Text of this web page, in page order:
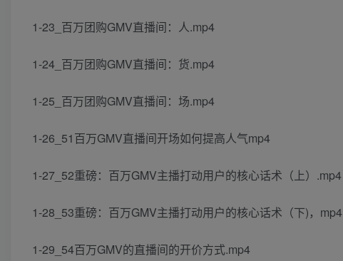
1-23_百万团购GMV直播间：人.mp4
1-24_百万团购GMV直播间：货.mp4
1-25_百万团购GMV直播间：场.mp4
1-26_51百万GMV直播间开场如何提高人气mp4
1-27_52重磅：百万GMV主播打动用户的核心话术（上）.mp4
1-28_53重磅：百万GMV主播打动用户的核心话术（下)，mp4
1-29_54百万GMV的直播间的开价方式.mp4